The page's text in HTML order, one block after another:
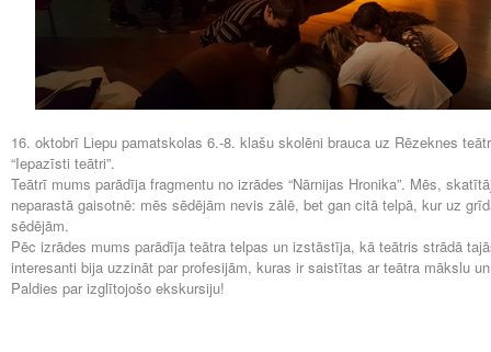
16. oktobrī Liepu pamatskolas 6.-8. klašu skolēni brauca uz Rēzeknes
“Iepazīsti teātri”.
Teātrī mums parādīja fragmentu no izrādes “Nārnijas Hronika”. Mēs,
neparastā gaisotnē: mēs sēdējām nevis zālē, bet gan citā telpā, kur uz
sēdējām.
Pēc izrādes mums parādīja teātra telpas un izstāstīja, kā teātris strādā
interesanti bija uzzināt par profesijām, kuras ir saistītas ar teātra mākslu
Paldies par izglītojošo ekskursiju!